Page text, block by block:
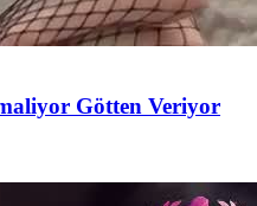
Götten Veriyor